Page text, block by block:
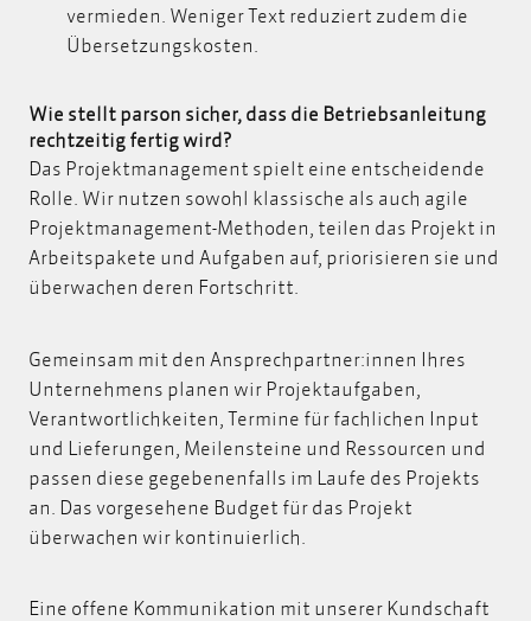
vermieden. Weniger Text reduziert zudem die
Übersetzungskosten.
Wie stellt parson sicher, dass die Betriebsanleitung
rechtzeitig fertig wird?
Das Projektmanagement spielt eine entscheidende
Rolle. Wir nutzen sowohl klassische als auch agile
Projektmanagement-Methoden, teilen das Projekt in
Arbeitspakete und Aufgaben auf, priorisieren sie und
überwachen deren Fortschritt.
Gemeinsam mit den Ansprechpartner:innen Ihres
Unternehmens planen wir Projektaufgaben,
Verantwortlichkeiten, Termine für fachlichen Input
und Lieferungen, Meilensteine und Ressourcen und
passen diese gegebenenfalls im Laufe des Projekts
an. Das vorgesehene Budget für das Projekt
überwachen wir kontinuierlich.
Eine offene Kommunikation mit unserer Kundschaft